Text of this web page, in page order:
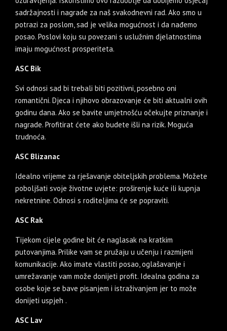
sadržajnosti i nagrade za naš svakodnevni rad. Ako smo u
potrazi za poslom, sad je velika mogućnost i da nađemo
posao. Poslovi koju su povezani s uslužnim djelatnostima
imaju mogućnost prosperiteta.
ASC Bik
Svi odnosi sad bi trebali biti pozitivni, posebno oni
romantični. Djeca i njihovo obrazovanje će biti aktualni ovih
godinu dana. Ako se bavite umjetnošću očekujte priznanje i
nagrade. Profitirat ćete ako budete išli na rizik. Moguća
trudnoća.
ASC Blizanac
Idealno vrijeme za rješavanje obiteljskih problema. Možete
poboljšati svoje životne uvjete: proširenje kuće ili kupnja
nekretnine. Odnosi s roditeljima će se popraviti.
ASC Rak
Tijekom cijele godine bit će naglasak na kratkim
putovanjima. Prilike vam se pružaju u učenju i razmijeni
komunikacije. Ako imate vlastiti posao, oglašavanje i
umrežavanje vam može donijeti profit. Idealna godina za
osobe koje se bave pisanjem i istraživanjem jer to može
donijeti uspjeh .
ASC Lav